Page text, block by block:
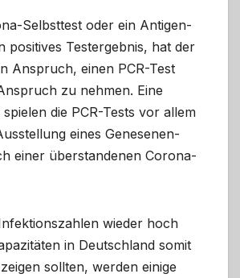
Selbsttest oder ein Antigen-
positives Testergebnis, hat der
Anspruch, einen PCR-Test
zu nehmen. Eine
die PCR-Tests vor allem
eines Genesenen-
einer überstandenen Corona-
wieder hoch
in Deutschland somit
sollten, werden einige